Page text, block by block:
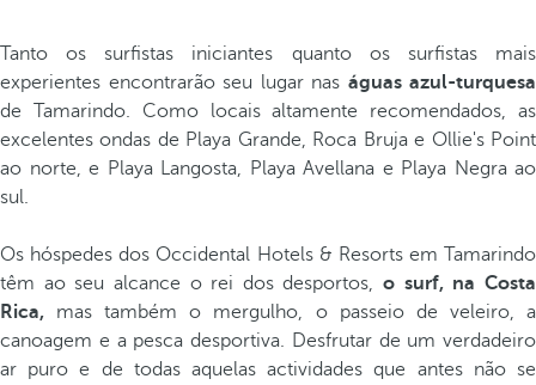
Tanto os surfistas iniciantes quanto os surfistas mais
experientes encontrarão seu lugar nas águas azul-turquesa
de Tamarindo. Como locais altamente recomendados, as
excelentes ondas de Playa Grande, Roca Bruja e Ollie's Point
ao norte, e Playa Langosta, Playa Avellana e Playa Negra ao
sul.
Os hóspedes dos Occidental Hotels & Resorts em Tamarindo
têm ao seu alcance o rei dos desportos,o surf, na Costa
Rica, mas também o mergulho, o passeio de veleiro, a
canoagem e a pesca desportiva. Desfrutar de um verdadeiro
ar puro e de todas aquelas actividades que antes não se